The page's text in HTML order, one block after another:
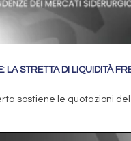
LA STRETTA DI LIQUIDITÀ
sostiene le quotazioni